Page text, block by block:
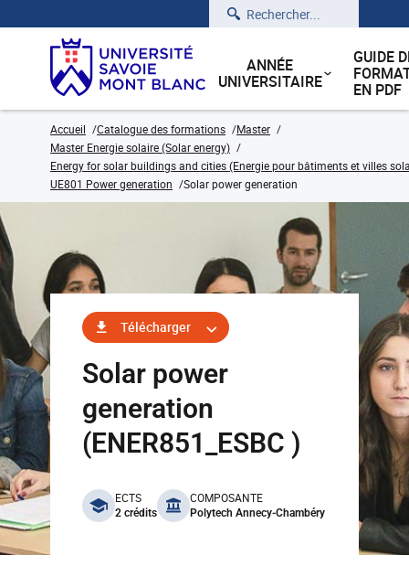
Rechercher
ANNÉE
UNIVERSITAIRE
GUIDE
EN PDF
Accueil Catalogue des formations
Master
Master Energie solaire (Solar energy)
Energy for solar buildings and cities (Energie pour bâtiments et villes
UE801 Power generation
Solar power generation
Télécharger
Solar power
generation
(ENER851_ESBC )
benefits
ECTS
2 crédits
COMPOSANTE
Polytech Annecy-Chambéry